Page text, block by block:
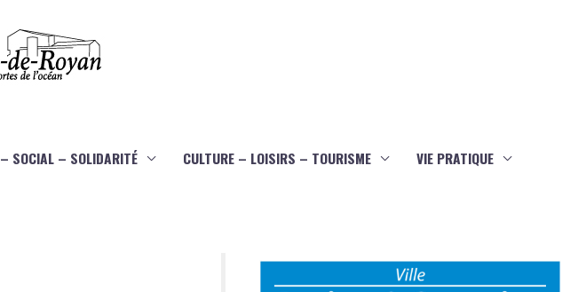
– SOCIAL – SOLIDARITÉ CULTURE – LOISIRS – TOURISME VIE PRATIQUE